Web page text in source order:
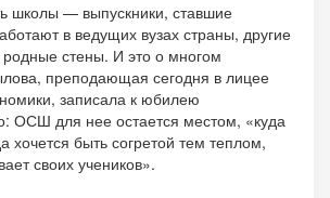
школы — выпускники, ставшие
в ведущих вузах страны, другие
стены. И это о многом
преподающая сегодня в лицее
записала к юбилею
ОСШ для нее остается местом, «куда
хочется быть согретой тем теплом,
своих учеников».